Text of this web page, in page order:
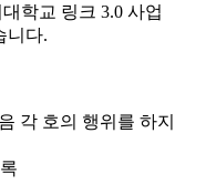
학교 링크 3.0 사업
니다.
각 호의 행위를 하지